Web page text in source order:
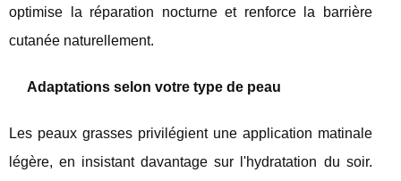
optimise la réparation nocturne et renforce la barrière
cutanée naturellement.
Adaptations selon votre type de peau
Les peaux grasses privilégient une application matinale
légère, en insistant davantage sur l'hydratation du soir.